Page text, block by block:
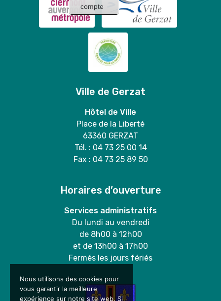
compte
Ville de Gerzat
Hôtel de Ville
Place de la Liberté
63360 GERZAT
Tél. : 04 73 25 00 14
Fax : 04 73 25 89 50
Horaires d’ouverture
Services administratifs
Du lundi au vendredi
de 8h00 à 12h00
et de 13h00 à 17h00
Fermés les jours fériés
Nous utilisons des cookies pour
vous garantir la meilleure
expérience sur notre site web. Si